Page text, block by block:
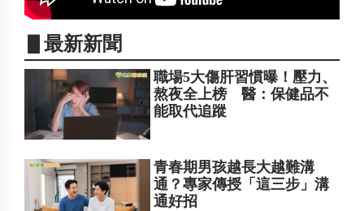
▋最新新聞
職場5大傷肝習慣曝！壓力、
熬夜全上榜 醫：保健品不
能取代追蹤
青春期男孩越長大越難溝
通？專家傳授「這三步」溝
通好招